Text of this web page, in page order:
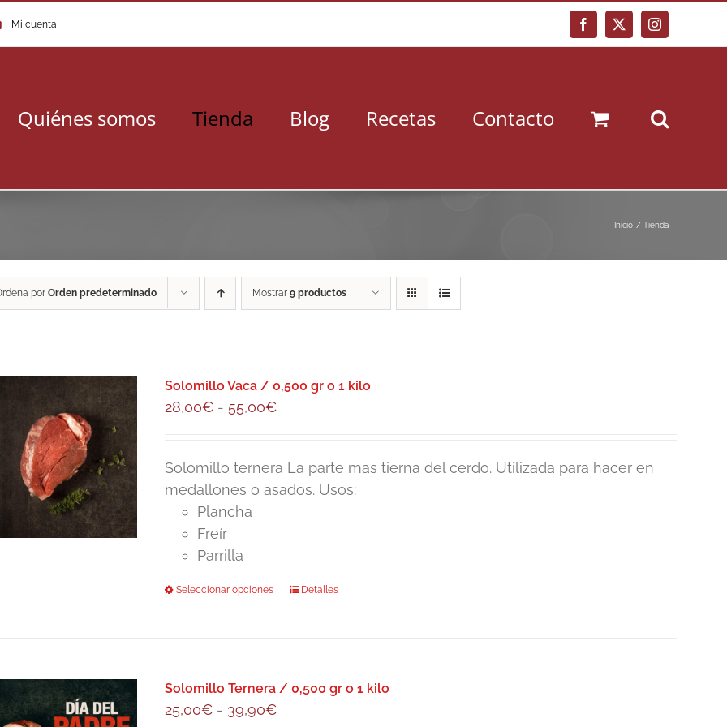
Mi cuenta Facebook
X Instagram
Quiénes somos Tienda Blog Recetas Contacto
Inicio Tienda
por Orden predeterminado Mostrar 9 productos
Solomillo Vaca / 0,500 gr o 1 kilo
28,00€ - 55,00€Rango
desde
28,00€
Solomillo ternera La parte mas tierna del cerdo. Utilizada para hacer en
medallones o asados. Usos:
Plancha
Freír
Parrilla
Seleccionar opciones
Este
Detalles
Solomillo Ternera / 0,500 gr o 1 kilo
25,00€ - 39,90€Rango